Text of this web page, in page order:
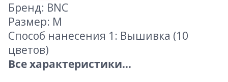
Бренд: BNC
Размер: M
Способ нанесения 1: Вышивка (10
цветов)
Все характеристики...